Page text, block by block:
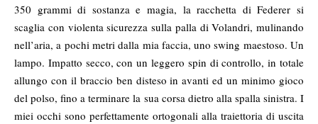
350 grammi di sostanza e magia, la racchetta di Federer si
scaglia con violenta sicurezza sulla palla di Volandri, mulinando
nell’aria, a pochi metri dalla mia faccia, uno swing maestoso. Un
lampo. Impatto secco, con un leggero spin di controllo, in totale
allungo con il braccio ben disteso in avanti ed un minimo gioco
del polso, fino a terminare la sua corsa dietro alla spalla sinistra. I
miei occhi sono perfettamente ortogonali alla traiettoria di uscita